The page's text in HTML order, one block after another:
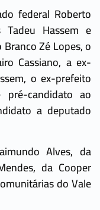
federal Roberto
Tadeu Hassem e
Zé Lopes, o
Cassiano, a ex-
o ex-prefeito
candidato ao
a deputado
Alves, da
da Cooper
do Vale